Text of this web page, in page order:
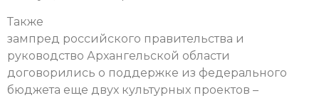
Также
зампред российского правительства и
руководство Архангельской области
договорились о поддержке из федерального
бюджета еще двух культурных проектов –